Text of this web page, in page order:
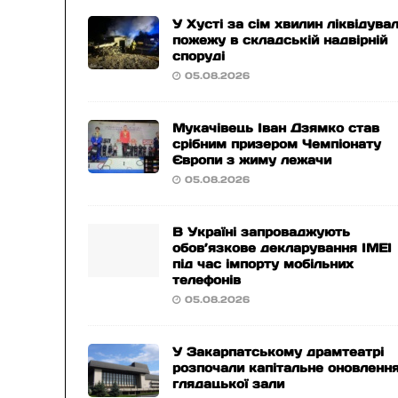
У Хусті за сім хвилин
пожежу в складській надвірній
споруді
05.08.2026
Мукачівець Іван Дзямко став
срібним призером Чемпіонату
Європи з жиму лежачи
05.08.2026
В Україні запроваджують
обов’язкове декларування IMEI
під час імпорту мобільних
телефонів
05.08.2026
У Закарпатському драмтеатрі
розпочали капітальне
глядацької зали